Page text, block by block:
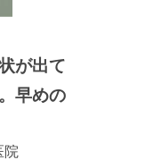
が出て
早めの
院